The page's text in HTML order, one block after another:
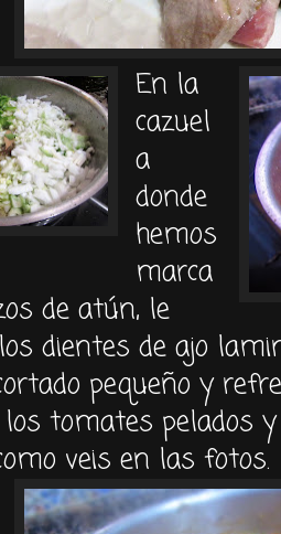
En la
cazuel
a
donde
hemos
marca
de atún, le
dientes de ajo
pequeño y
tomates pelados
veis en las fotos.